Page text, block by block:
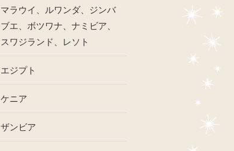
マラウイ、ルワンダ、ジンバ
ブエ、ボツワナ、ナミビア、
スワジランド、レソト
エジプト
ケニア
ザンビア